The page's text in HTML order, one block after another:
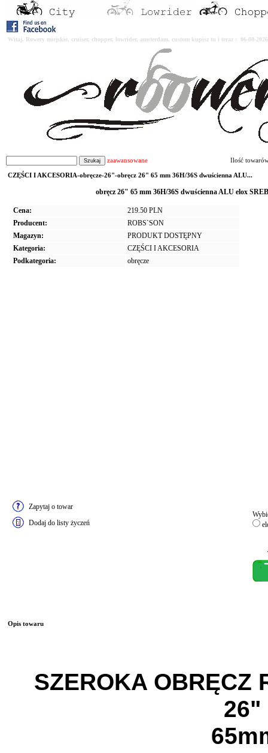
Witaj. Rowery miejskie, cruiser, chopper, lowrider, amsterdam, custom kupisz tu i teraz : 06-08-
zaawansowane Ilość
CZĘŚCI I AKCESORIA-obręcze-26"-obręcz 26" 65 mm 36H/36S dwuścienna ALU...
obręcz 26" 65 mm 36H/36S dwuścienna ALU elox
Cena:
219.50 PLN
Producent:
ROBS`SON
Magazyn:
PRODUKT DOSTĘPNY
Kategoria:
CZĘŚCI I AKCESORIA
Podkategoria:
obręcze
Zapytaj o towar
Dodaj do listy życzeń
Opis towaru
SZEROKA OBRĘCZ
26"